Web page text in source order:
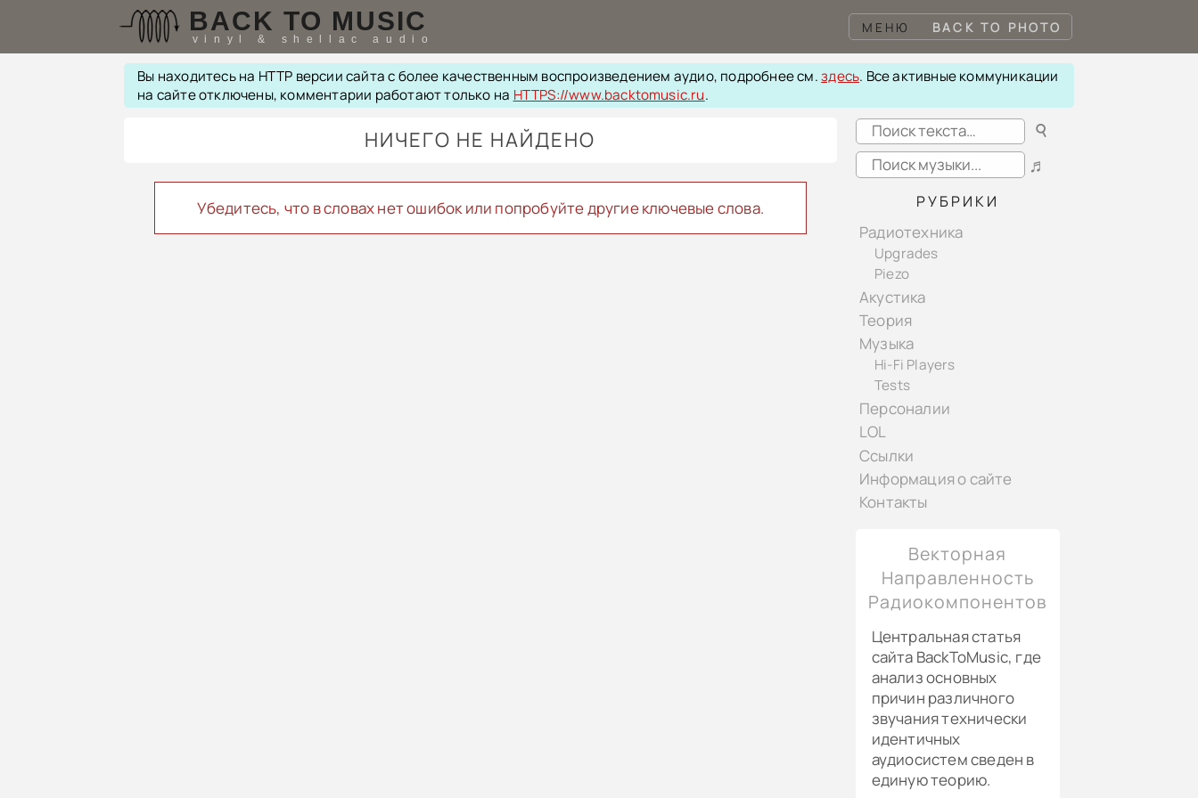
BACK TO MUSIC
vinyl & shellac audio
МЕНЮ BACK TO PHOTO
Вы находитесь на HTTP версии сайта с более качественным воспроизведением аудио, подробнее см.здесь. Все активные коммуникации
на сайте отключены, комментарии работают только на HTTPS://www.backtomusic.ru.
НИЧЕГО НЕ НАЙДЕНО
Убедитесь, что в словах нет ошибок или попробуйте другие ключевые слова.
☌
♬
РУБРИКИ
Радиотехника
Upgrades
Piezo
Акустика
Теория
Музыка
Hi-Fi Players
Tests
Персоналии
LOL
Ссылки
Информация о сайте
Контакты
Векторная
Направленность
Радиокомпонентов
Центральная статья
сайта BackToMusic, где
анализ основных
причин различного
звучания технически
идентичных
аудиосистем сведен в
единую теорию.